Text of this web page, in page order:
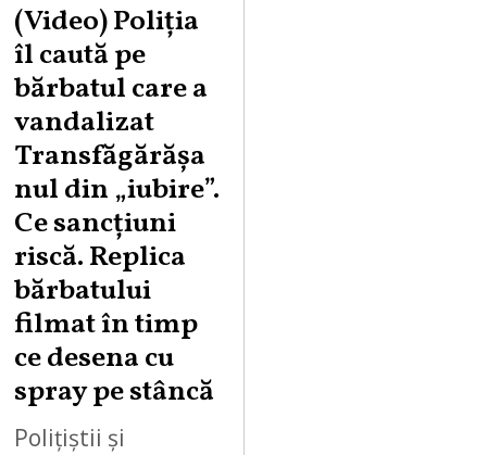
G
S
7
,
(Video) Poliția
îl caută pe
bărbatul care a
vandalizat
Transfăgărășa
nul din „iubire”.
Ce sancțiuni
riscă. Replica
bărbatului
filmat în timp
ce desena cu
spray pe stâncă
Polițiștii și